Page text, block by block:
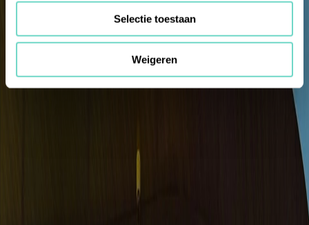
Selectie toestaan
Weigeren